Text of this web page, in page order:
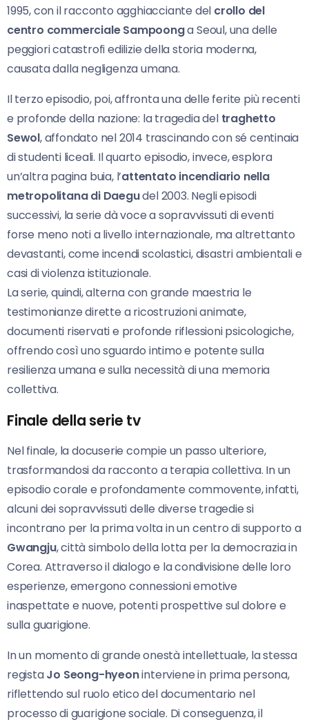
1995, con il racconto agghiacciante del crollo del
centro commerciale Sampoonga Seoul, una delle
peggiori catastrofi edilizie della storia moderna,
causata dalla negligenza umana.
Il terzo episodio, poi, affronta una delle ferite più recenti
e profonde della nazione: la tragedia del traghetto
Sewol, affondato nel 2014 trascinando con sé centinaia
di studenti liceali. Il quarto episodio, invece, esplora
un’altra pagina buia, l’attentato incendiario nella
metropolitana di Daegudel 2003. Negli episodi
successivi, la serie dà voce a sopravvissuti di eventi
forse meno noti a livello internazionale, ma altrettanto
devastanti, come incendi scolastici, disastri ambientali e
casi di violenza istituzionale.
La serie, quindi, alterna con grande maestria le
testimonianze dirette a ricostruzioni animate,
documenti riservati e profonde riflessioni psicologiche,
offrendo così uno sguardo intimo e potente sulla
resilienza umana e sulla necessità di una memoria
collettiva.
Finale della serie tv
Nel finale, la docuserie compie un passo ulteriore,
trasformandosi da racconto a terapia collettiva. In un
episodio corale e profondamente commovente, infatti,
alcuni dei sopravvissuti delle diverse tragedie si
incontrano per la prima volta in un centro di supporto a
Gwangju, città simbolo della lotta per la democrazia in
Corea. Attraverso il dialogo e la condivisione delle loro
esperienze, emergono connessioni emotive
inaspettate e nuove, potenti prospettive sul dolore e
sulla guarigione.
In un momento di grande onestà intellettuale, la stessa
registaJo Seong-hyeoninterviene in prima persona,
riflettendo sul ruolo etico del documentario nel
processo di guarigione sociale. Di conseguenza, il